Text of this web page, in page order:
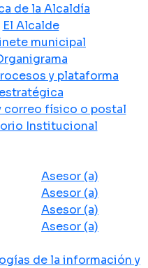
de la Alcaldía
El Alcalde
municipal
y plataforma
estratégica
correo físico o postal
Institucional
Asesor (a)
Asesor (a)
Asesor (a)
Asesor (a)
de la información y